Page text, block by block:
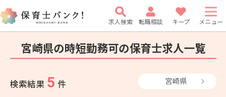
求人検索 転職相談 キープ メニュー
宮崎県の時短勤務可の保育士求人一覧
検索結果 5 件 宮崎県